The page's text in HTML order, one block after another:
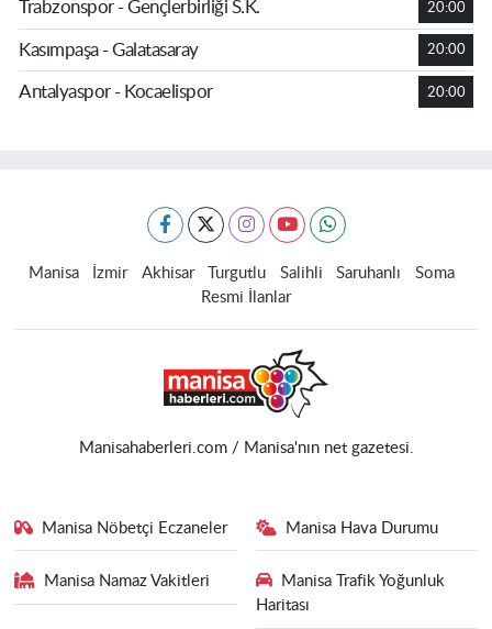
Trabzonspor - Gençlerbirliği S.K. 20:00
Kasımpaşa - Galatasaray 20:00
Antalyaspor - Kocaelispor 20:00
Manisa İzmir Akhisar Turgutlu Salihli Saruhanlı
Soma
Resmi İlanlar
Manisahaberleri.com / Manisa'nın net gazetesi.
Manisa Nöbetçi Eczaneler Manisa Hava Durumu
Manisa Namaz Vakitleri
Manisa Trafik Yoğunluk
Haritası